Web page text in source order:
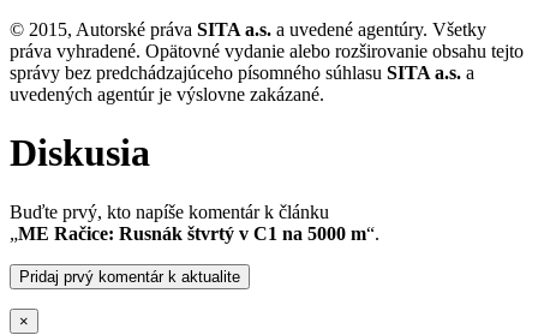
© 2015, Autorské práva SITA a.s. a uvedené agentúry. Všetky
práva vyhradené. Opätovné vydanie alebo rozširovanie obsahu tejto
správy bez predchádzajúceho písomného súhlasu SITA a.s. a
uvedených agentúr je výslovne zakázané.
Diskusia
Buďte prvý, kto napíše komentár k článku
„ME Račice: Rusnák štvrtý v C1 na 5000 m“.
Pridaj prvý komentár k aktualite
×